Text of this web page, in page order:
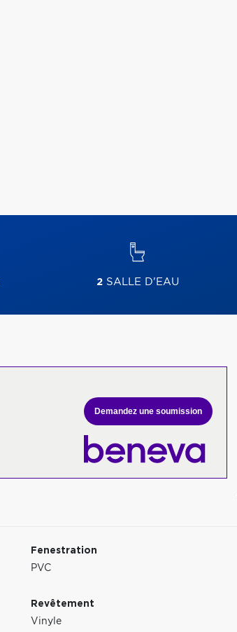
2SALLE D'EAU
Demandez une soumission
Fenestration
PVC
Revêtement
Vinyle